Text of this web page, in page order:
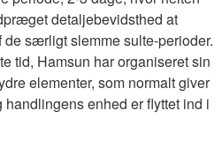
detaljebevidsthed at
særligt slemme sulte-perioder.
tid, Hamsun har organiseret sin
elementer, som normalt giver
enhed er flyttet ind i